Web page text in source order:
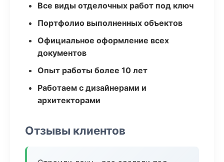
Все виды отделочных работ под ключ
Портфолио выполненных объектов
Официальное оформление всех
документов
Опыт работы более 10 лет
Работаем с дизайнерами и
архитекторами
Отзывы клиентов